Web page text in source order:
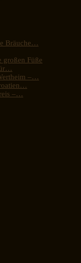
Bräuche…
großen Füße
–…
–…